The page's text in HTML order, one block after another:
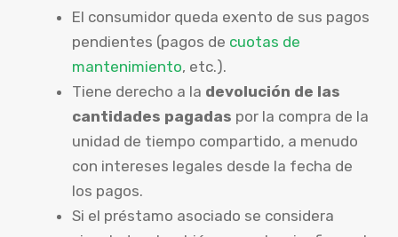
El consumidor queda exento de sus pagos
pendientes (pagos de cuotas de
mantenimiento, etc.).
Tiene derecho a la devolución de las
cantidades pagadas por la compra de la
unidad de tiempo compartido, a menudo
con intereses legales desde la fecha de
los pagos.
Si el préstamo asociado se considera